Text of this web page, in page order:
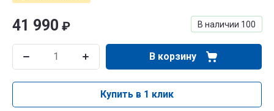
В наличии 100
41 990 ₽
В корзину
Купить в 1 клик